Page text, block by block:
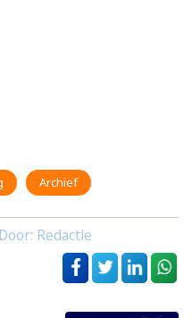
Archief
Redactie